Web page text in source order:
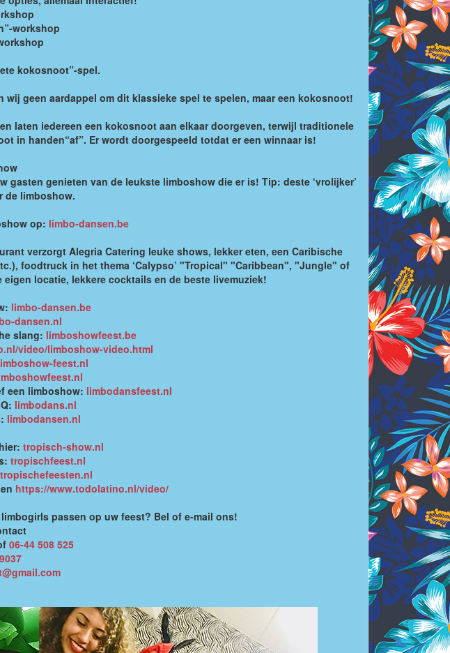
workshop
kokosnoot”-spel.
geen aardappel om dit klassieke spel te spelen, maar een kokosnoot!
laten iedereen een kokosnoot aan elkaar doorgeven, terwijl traditionele
in handen“af”. Er wordt doorgespeeld totdat er een winnaar is!
genieten van de leukste limboshow die er is! Tip: deste ‘vrolijker’
de limboshow.
op: limbo-dansen.be
verzorgt Alegria Catering leuke shows, lekker eten, een Caribische
foodtruck in het thema ‘Calypso’ "Tropical" "Caribbean", "Jungle" of
locatie, lekkere cocktails en de beste livemuziek!
limbo-dansen.be
dansen.nl
slang: limboshowfeest.be
video/limboshow-video.html
feest.nl
een limboshow: limbodansfeest.nl
limbodans.nl
limbodansen.nl
tropisch-show.nl
tropischfeest.nl
tropischefeesten.nl
https://www.todolatino.nl/video/
passen op uw feest? Bel of e-mail ons!
06-44 508 525